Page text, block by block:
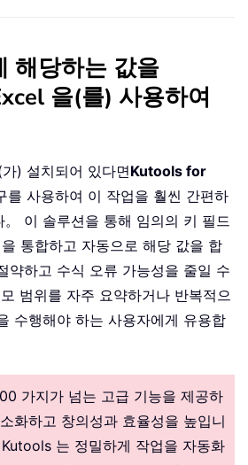
해당하는 값을
을(를) 사용하여
) 설치되어 있다면Kutools for
를 사용하여 이 작업을 훨씬 간편하
이 솔루션을 통해 임의의 키 필드
통합하고 자동으로 해당 값을 합
약하고 수식 오류 가능성을 줄일 수
범위를 자주 요약하거나 반복적으
수행해야 하는 사용자에게 유용합
가지가 넘는 고급 기능을 제공하
화하고 창의성과 효율성을 높입니
는 정밀하게 작업을 자동화